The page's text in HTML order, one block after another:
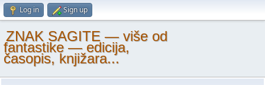
Log in Sign up
ZNAK SAGITE — više od
fantastike — edicija,
časopis, knjižara...